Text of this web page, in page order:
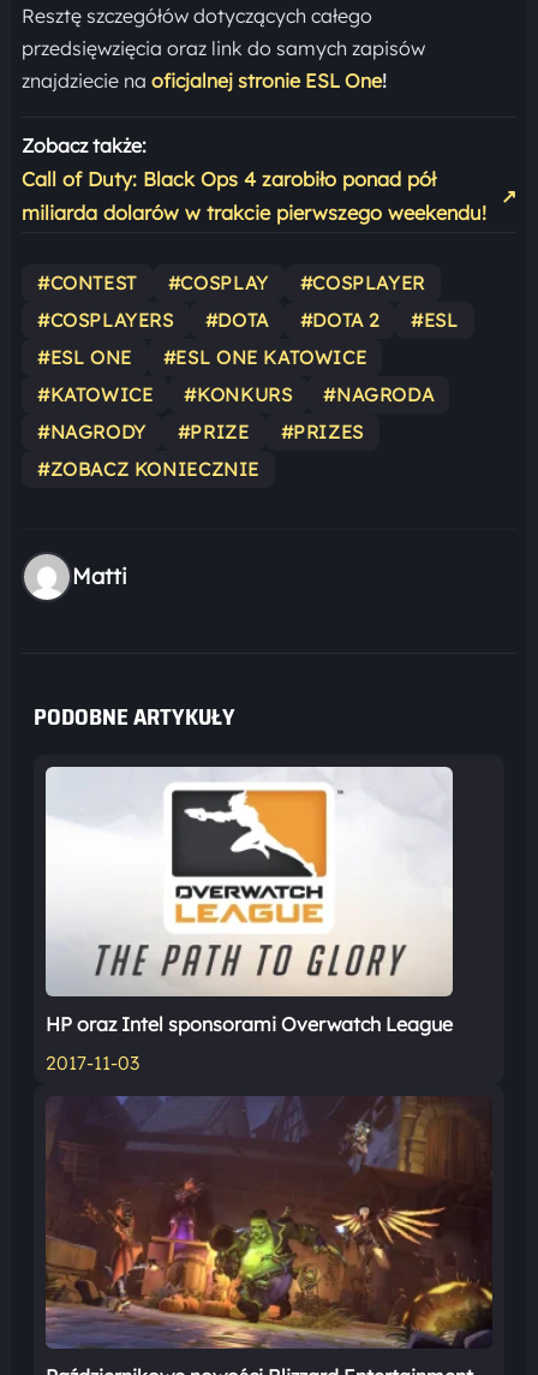
Resztę szczegółów dotyczących całego
przedsięwzięcia oraz link do samych zapisów
znajdziecie na oficjalnej stronie ESL One!
Zobacz także:
Call of Duty: Black Ops 4 zarobiło ponad pół
miliarda dolarów w trakcie pierwszego weekendu!
↗
#CONTEST #COSPLAY
#COSPLAYER
#COSPLAYERS
#DOTA #DOTA 2
#ESL
#ESL ONE
#ESL ONE KATOWICE
#KATOWICE
#KONKURS
#NAGRODA
#NAGRODY
#PRIZE
#PRIZES
#ZOBACZ KONIECZNIE
Matti
PODOBNE ARTYKUŁY
HP oraz Intel sponsorami Overwatch League
2017-11-03